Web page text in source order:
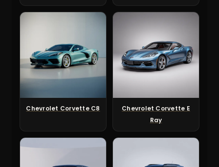
Chevrolet Corvette C8
Chevrolet Corvette E
Ray